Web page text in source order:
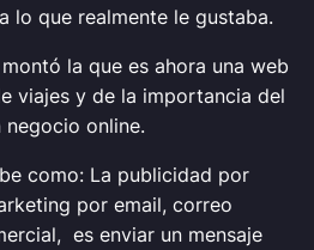
lo que realmente le gustaba.
la que es ahora una web
viajes y de la importancia del
negocio online.
como: La publicidad por
por email, correo
es enviar un mensaje